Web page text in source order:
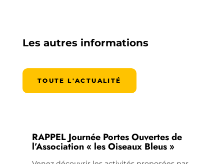
Les autres informations
TOUTE L'ACTUALITÉ
RAPPEL Journée Portes Ouvertes de
l’Association « les Oiseaux Bleus »